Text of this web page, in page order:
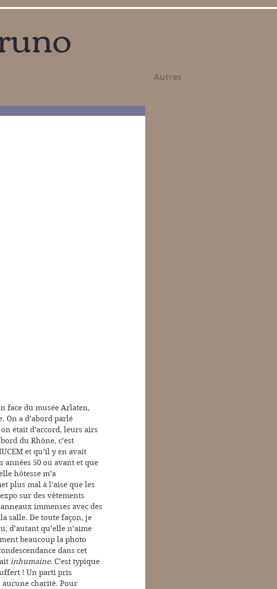
Autres
face du musée Arlaten,
On a d’abord parlé
était d’accord, leurs airs
du Rhône, c’est
et qu’il y en avait
années 50 ou avant et que
hôtesse m’a
plus mal à l’aise que les
sur des vêtements
immenses avec des
salle. De toute façon, je
d’autant qu’elle n’aime
beaucoup la photo
dans cet
inhumaine. C’est typique
! Un parti pris
aucune charité. Pour